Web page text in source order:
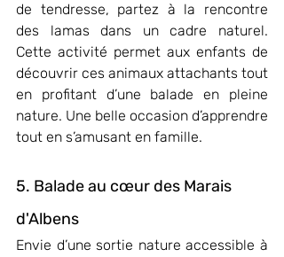
de tendresse, partez à la rencontre
des lamas dans un cadre naturel.
Cette activité permet aux enfants de
découvrir ces animaux attachants tout
en profitant d’une balade en pleine
nature. Une belle occasion d’apprendre
tout en s’amusant en famille.
5. Balade au cœur des Marais
d'Albens
Envie d’une sortie nature accessible à